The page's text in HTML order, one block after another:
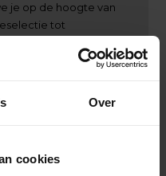
Over
cookies
je op de hoogte van
tot